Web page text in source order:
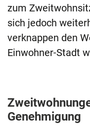
zum
sich jedoch
verknappen den
Einwohner-Stadt
Genehmigung